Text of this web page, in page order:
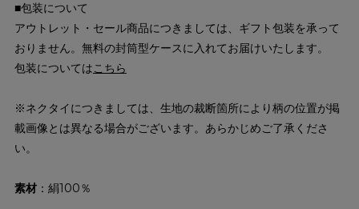
■包装について
アウトレット・セール商品につきましては、ギフト包装を承って
おりません。無料の封筒型ケースに入れてお届けいたします。
包装についてはこちら
※ネクタイにつきましては、生地の裁断箇所により柄の位置が掲
載画像とは異なる場合がございます。あらかじめご了承くださ
い。
素材：絹100％